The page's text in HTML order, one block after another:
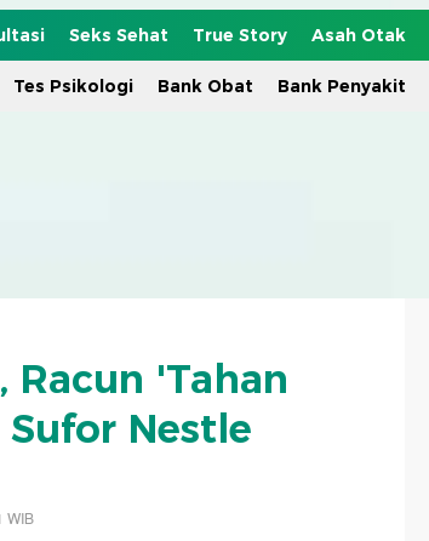
Seks Sehat True Story Asah Otak
Tes Psikologi Bank Obat Bank Penyakit
Racun 'Tahan
Nestle
WIB